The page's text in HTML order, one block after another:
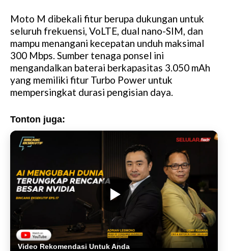
Moto M dibekali fitur berupa dukungan untuk
seluruh frekuensi, VoLTE, dual nano-SIM, dan
mampu menangani kecepatan unduh maksimal
300 Mbps. Sumber tenaga ponsel ini
mengandalkan baterai berkapasitas 3.050 mAh
yang memiliki fitur Turbo Power untuk
mempersingkat durasi pengisian daya.
Tonton juga:
Video Rekomendasi Untuk Anda